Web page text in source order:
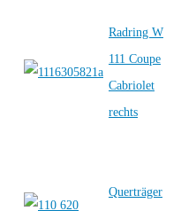
Radring W
111 Coupe
Cabriolet
rechts
Querträger